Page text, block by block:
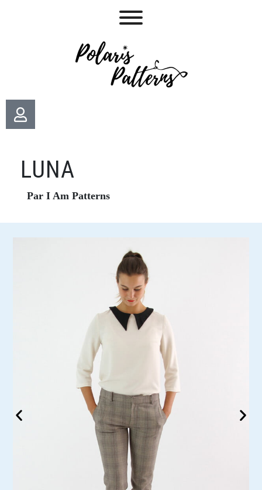
LUNA
Par I Am Patterns